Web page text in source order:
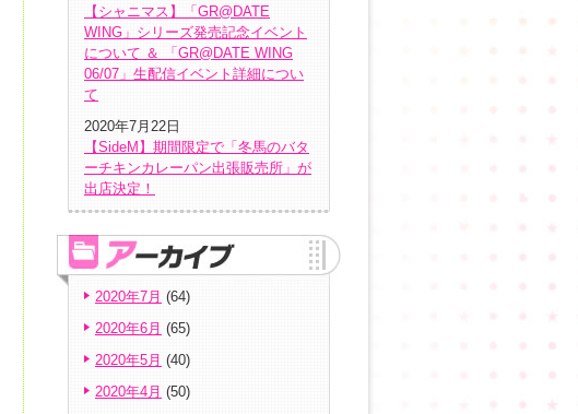
【シャニマス】「GR@DATE
WING」シリーズ発売記念イベント
について ＆ 「GR@DATE WING
06/07」生配信イベント詳細につい
て
2020年7月22日
【SideM】期間限定で「冬馬のバタ
ーチキンカレーパン出張販売所」が
出店決定！
2020年7月 (64)
2020年6月 (65)
2020年5月 (40)
2020年4月 (50)